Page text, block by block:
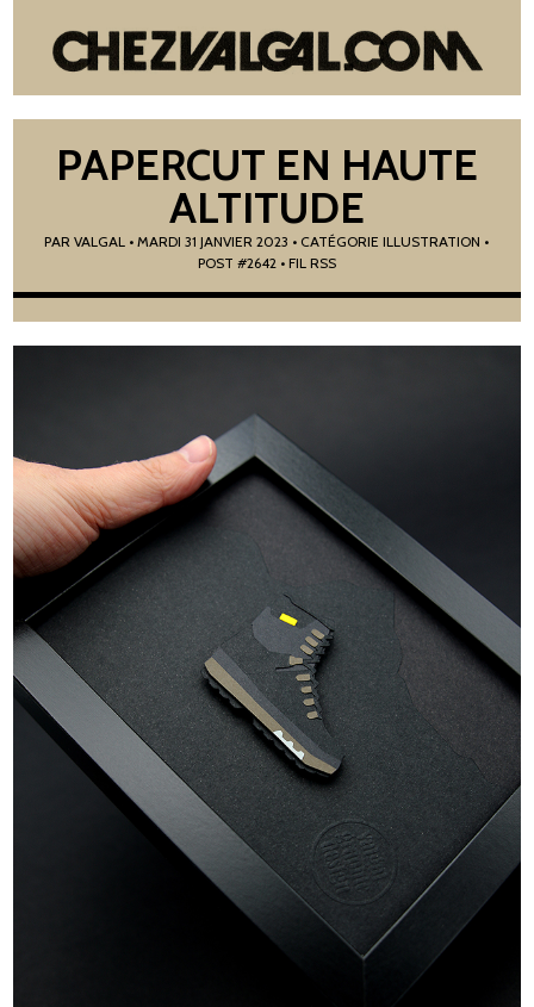
PAPERCUT EN HAUTE
ALTITUDE
PARVALGAL •MARDI 31 JANVIER 2023 • CATÉGORIEILLUSTRATION •
POST #2642 • FIL RSS